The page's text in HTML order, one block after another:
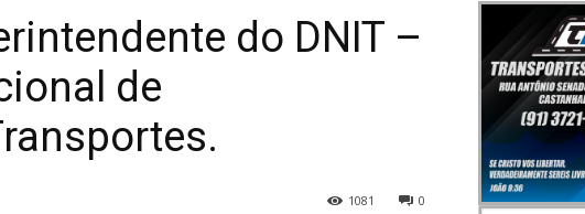
do DNIT –
de
0
1081